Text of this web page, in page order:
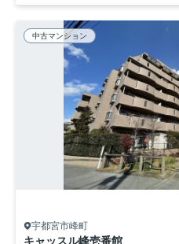
中古マンション
宇都宮市峰町
キャッスル峰壱番館